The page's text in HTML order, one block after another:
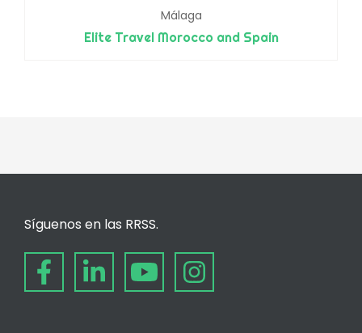
Málaga
Elite Travel Morocco and Spain
Síguenos en las RRSS.